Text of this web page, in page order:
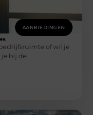
AANBIEDINGEN
of wil je
je bij de